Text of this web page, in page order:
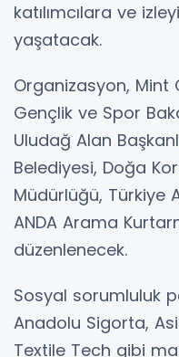
katılımcılara ve
yaşatacak.
Organizasyon, Mint
Gençlik ve Spor
Uludağ Alan
Belediyesi, Doğa
Müdürlüğü, Türkiye
ANDA Arama
düzenlenecek.
Sosyal sorumluluk
Anadolu Sigorta,
Textile Tech gibi